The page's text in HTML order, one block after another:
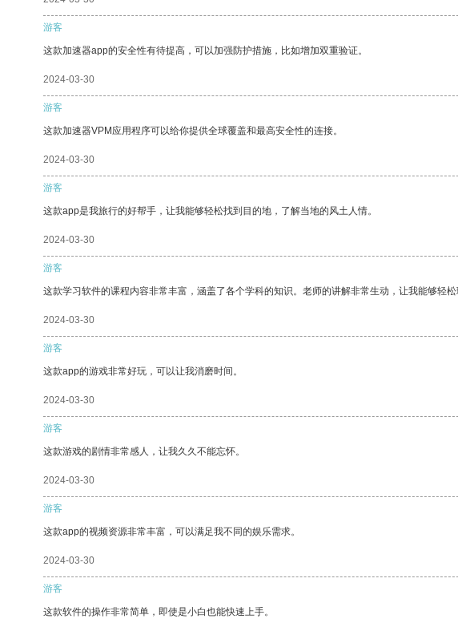
游客
这款加速器app的安全性有待提高，可以加强防护措施，比如增加双重验证。
2024-03-30
游客
这款加速器VPM应用程序可以给你提供全球覆盖和最高安全性的连接。
2024-03-30
游客
这款app是我旅行的好帮手，让我能够轻松找到目的地，了解当地的风土人情。
2024-03-30
游客
这款学习软件的课程内容非常丰富，涵盖了各个学科的知识。老师的讲解非常生动，让我能够轻松
2024-03-30
游客
这款app的游戏非常好玩，可以让我消磨时间。
2024-03-30
游客
这款游戏的剧情非常感人，让我久久不能忘怀。
2024-03-30
游客
这款app的视频资源非常丰富，可以满足我不同的娱乐需求。
2024-03-30
游客
这款软件的操作非常简单，即使是小白也能快速上手。